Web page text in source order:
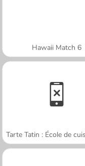
Hawaii Match 6